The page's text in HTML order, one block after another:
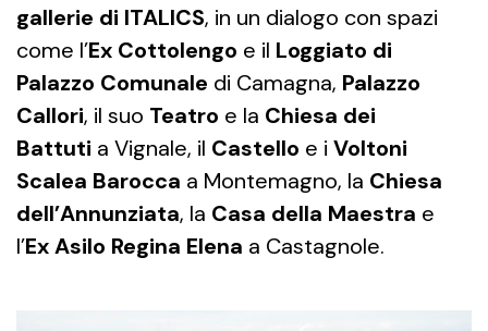
gallerie di ITALICS, in un dialogo con spazi
come l’Ex Cottolengo e il Loggiato di
Palazzo Comunale di Camagna, Palazzo
Callori, il suo Teatro e la Chiesa dei
Battuti a Vignale, il Castello e i Voltoni
Scalea Barocca a Montemagno, la Chiesa
dell’Annunziata, la Casa della Maestra e
l’Ex Asilo Regina Elena a Castagnole.